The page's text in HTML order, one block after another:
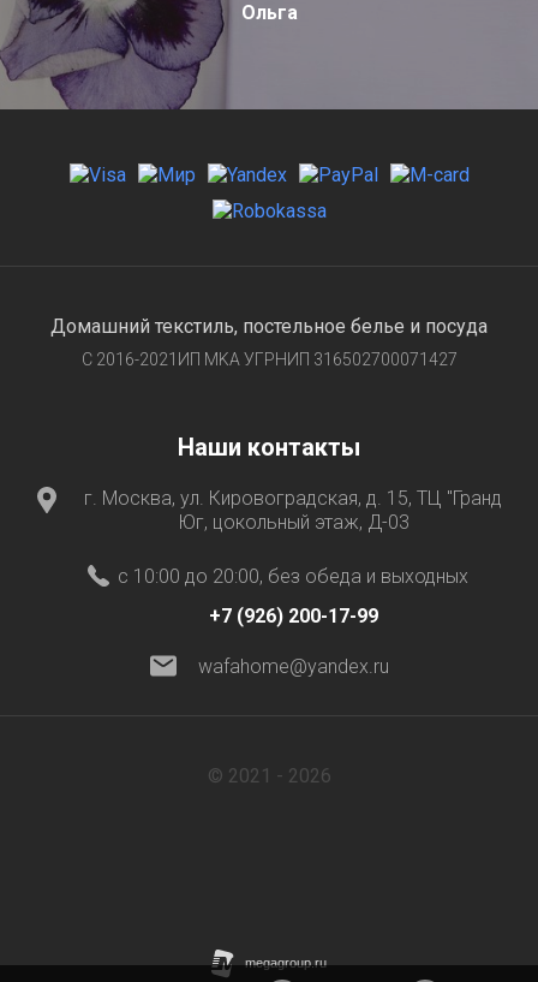
Ольга
Домашний текстиль, постельное белье и посуда
С 2016-2021ИП MKA УГРНИП 316502700071427
Наши контакты
г. Москва, ул. Кировоградская, д. 15, ТЦ "Гранд
Юг, цокольный этаж, Д-03
с 10:00 до 20:00, без обеда и выходных
+7 (926) 200-17-99
wafahome@yandex.ru
© 2021 - 2026